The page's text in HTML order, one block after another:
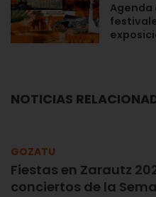
Agenda
NOTICIAS
GOZATU
Fiestas en Zarautz
conciertos de la